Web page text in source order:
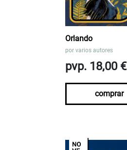
Orlando
por varios autores
pvp. 18,00 €
comprar